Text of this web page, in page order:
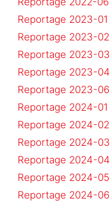
Reportage 2023-01
Reportage 2023-02
Reportage 2023-03
Reportage 2023-04
Reportage 2023-06
Reportage 2024-01
Reportage 2024-02
Reportage 2024-03
Reportage 2024-04
Reportage 2024-05
Reportage 2024-06